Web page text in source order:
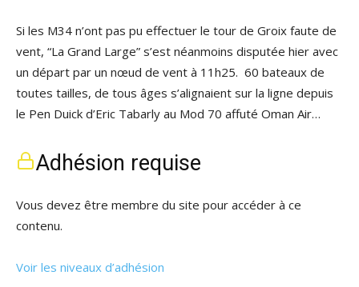
Si les M34 n’ont pas pu effectuer le tour de Groix faute de
vent, “La Grand Large” s’est néanmoins disputée hier avec
un départ par un nœud de vent à 11h25. 60 bateaux de
toutes tailles, de tous âges s’alignaient sur la ligne depuis
le Pen Duick d’Eric Tabarly au Mod 70 affuté Oman Air…
Adhésion requise
Vous devez être membre du site pour accéder à ce
contenu.
Voir les niveaux d’adhésion